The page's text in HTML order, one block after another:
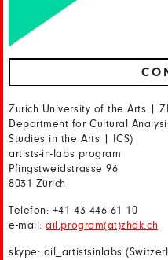
Zurich University of the Arts |
Department for Cultural
Studies in the Arts | ICS)
artists-in-labs program
Pfingstweidstrasse 96
8031 Zürich
Telefon: +41 43 446 61 10
e-mail:ail.program(at)zhdk.ch
skype: ail_artistsinlabs